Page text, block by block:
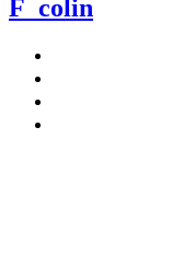
F_colin